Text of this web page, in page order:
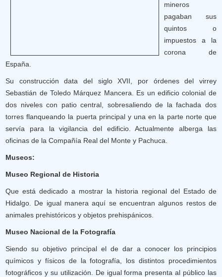
mineros
pagaban sus
quintos o
impuestos a la
corona de
España.
Su construcción data del siglo XVII, por órdenes del virrey
Sebastián de Toledo Márquez Mancera. Es un edificio colonial de
dos niveles con patio central, sobresaliendo de la fachada dos
torres flanqueando la puerta principal y una en la parte norte que
servía para la vigilancia del edificio. Actualmente alberga las
oficinas de la Compañía Real del Monte y Pachuca.
Museos:
Museo Regional de Historia
Que está dedicado a mostrar la historia regional del Estado de
Hidalgo. De igual manera aquí se encuentran algunos restos de
animales prehistóricos y objetos prehispánicos.
Museo Nacional de la Fotografía
Siendo su objetivo principal el de dar a conocer los principios
químicos y físicos de la fotografía, los distintos procedimientos
fotográficos y su utilización. De igual forma presenta al público las